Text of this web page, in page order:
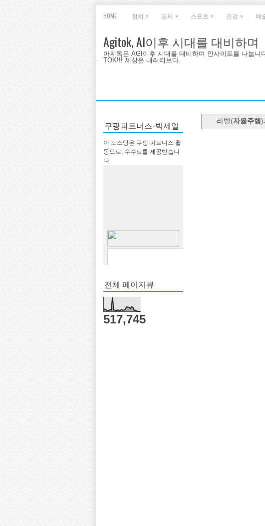
HOME 정치 » 경제 » 스포츠 » 건강 » 예
Agitok, AI이후 시대를 대비하며
아지톡은 AGI이후 시대를 대비하며 인사이트를 나눕니
TOK!!! 세상은 내러티브다.
쿠팡파트너스-빅세일
이 포스팅은 쿠팡 파트너스 활
동으로, 수수료를 제공받습니
다
전체 페이지뷰
517,745
라벨(자율주행)